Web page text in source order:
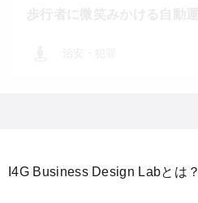
I4G Business Design Labとは？